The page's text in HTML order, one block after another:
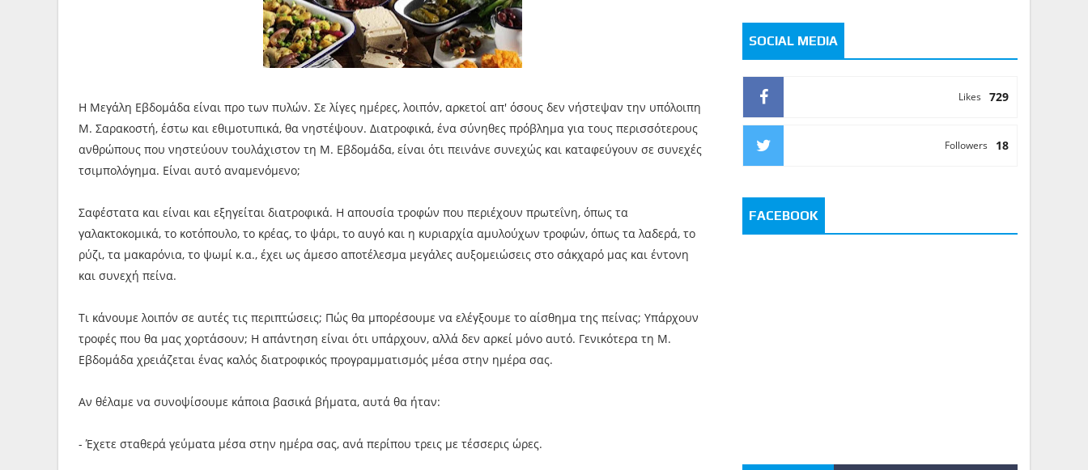
Η Μεγάλη Εβδομάδα είναι προ των πυλών. Σε λίγες ημέρες, λοιπόν, αρκετοί απ' όσους δεν νήστεψαν την υπόλοιπη
Μ. Σαρακοστή, έστω και εθιμοτυπικά, θα νηστέψουν. Διατροφικά, ένα σύνηθες πρόβλημα για τους περισσότερους
ανθρώπους που νηστεύουν τουλάχιστον τη Μ. Εβδομάδα, είναι ότι πεινάνε συνεχώς και καταφεύγουν σε συνεχές
τσιμπολόγημα. Είναι αυτό αναμενόμενο;
Σαφέστατα και είναι και εξηγείται διατροφικά. Η απουσία τροφών που περιέχουν πρωτεΐνη, όπως τα
γαλακτοκομικά, το κοτόπουλο, το κρέας, το ψάρι, το αυγό και η κυριαρχία αμυλούχων τροφών, όπως τα λαδερά, το
ρύζι, τα μακαρόνια, το ψωμί κ.α., έχει ως άμεσο αποτέλεσμα μεγάλες αυξομειώσεις στο σάκχαρό μας και έντονη
και συνεχή πείνα.
Τι κάνουμε λοιπόν σε αυτές τις περιπτώσεις; Πώς θα μπορέσουμε να ελέγξουμε το αίσθημα της πείνας; Υπάρχουν
τροφές που θα μας χορτάσουν; Η απάντηση είναι ότι υπάρχουν, αλλά δεν αρκεί μόνο αυτό. Γενικότερα τη Μ.
Εβδομάδα χρειάζεται ένας καλός διατροφικός προγραμματισμός μέσα στην ημέρα σας.
Αν θέλαμε να συνοψίσουμε κάποια βασικά βήματα, αυτά θα ήταν:
- Έχετε σταθερά γεύματα μέσα στην ημέρα σας, ανά περίπου τρεις με τέσσερις ώρες.
SOCIAL MEDIA
729
Likes
18
Followers
FACEBOOK